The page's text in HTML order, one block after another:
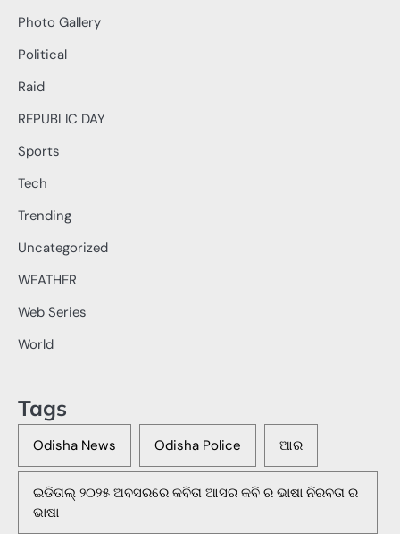
Photo Gallery
Political
Raid
REPUBLIC DAY
Sports
Tech
Trending
Uncategorized
WEATHER
Web Series
World
Tags
Odisha News Odisha Police ଆର
ଇଡିତାଲ୍ ୨୦୨୫ ଅବସରରେ କବିତା ଆସର କବି ର ଭାଷା ନିରବତା ର
ଭାଷା